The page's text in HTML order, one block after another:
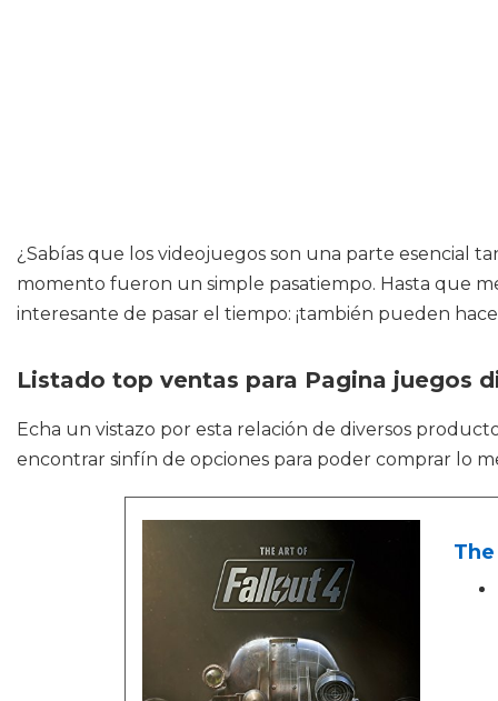
¿Sabías que los videojuegos son una parte esencial
momento fueron un simple pasatiempo. Hasta que
interesante de pasar el tiempo: ¡también pueden
Listado top ventas para Pagina juegos
Echa un vistazo por esta relación de diversos
encontrar sinfín de opciones para poder comprar lo